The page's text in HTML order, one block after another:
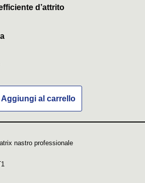
d’attrito
Aggiungi al carrello
nastro professionale